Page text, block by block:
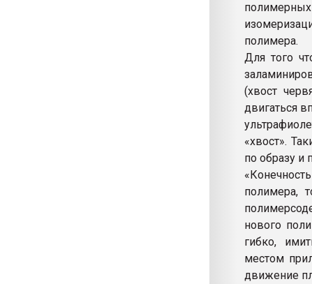
полимера.
Для того
(хвост
двигаться
«хвост».
по образу и
полимера,
нового
гибко,
местом
движение